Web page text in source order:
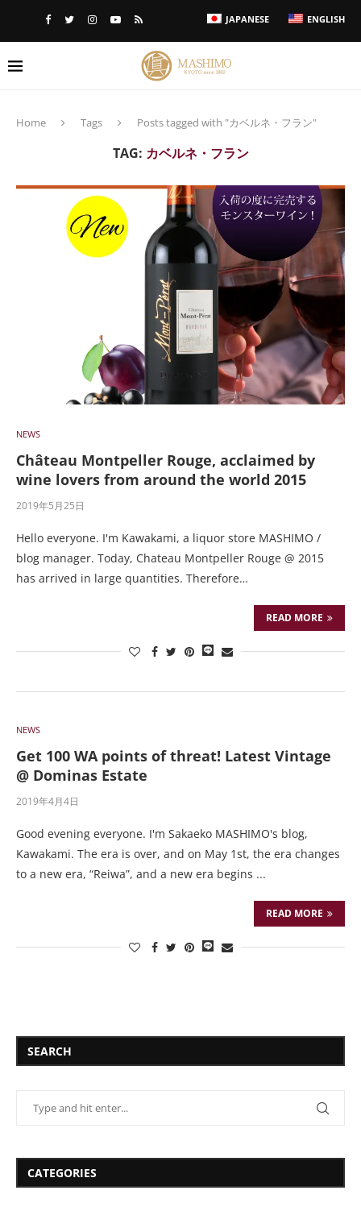
JAPANESE ENGLISH
Home Tags Posts tagged with "カベルネ・フラン"
TAG: カベルネ・フラン
NEWS
Château Montpeller Rouge, acclaimed by
wine lovers from around the world 2015
2019年5月25日
Hello everyone. I'm Kawakami, a liquor store MASHIMO /
blog manager. Today, Chateau Montpeller Rouge @ 2015
has arrived in large quantities. Therefore…
READ MORE
NEWS
Get 100 WA points of threat! Latest Vintage
@ Dominas Estate
2019年4月4日
Good evening everyone. I'm Sakaeko MASHIMO's blog,
Kawakami. The era is over, and on May 1st, the era changes
to a new era, “Reiwa”, and a new era begins ...
READ MORE
SEARCH
CATEGORIES